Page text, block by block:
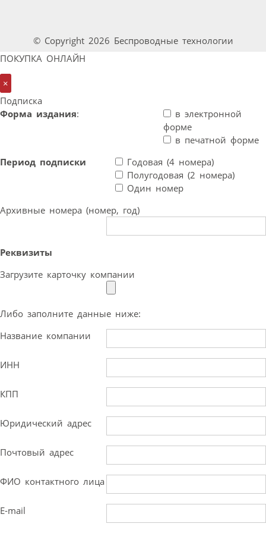
© Copyright 2026 Беспроводные технологии
ПОКУПКА ОНЛАЙН
×
Подписка
Форма издания:
в электронной
форме
в печатной форме
Период подписки
Годовая (4 номера)
Полугодовая (2 номера)
Один номер
Архивные номера (номер, год)
Реквизиты
Загрузите карточку компании
Либо заполните данные ниже:
Название компании
ИНН
КПП
Юридический адрес
Почтовый адрес
ФИО контактного лица
E-mail